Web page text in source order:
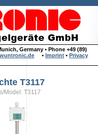
Germany • Phone +49 (89)
• Imprint • Privacy
T3117
Model: T3117